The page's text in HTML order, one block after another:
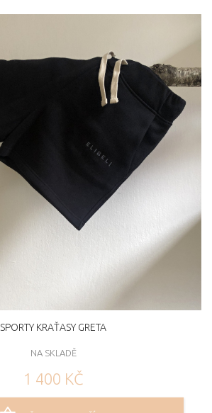
SPORTY KRAŤASY GRETA
NA SKLADĚ
1 400 KČ